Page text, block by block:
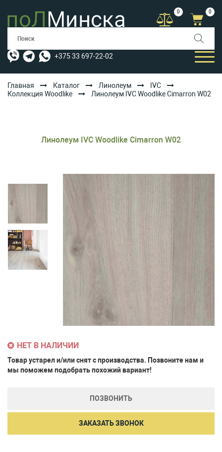
+375 33 697-22-02
АКЦИИ
0 0
Главная Каталог Линолеум
IVC
Коллекция Woodlike
Линолеум IVC Woodlike Cimarron W02
Линолеум IVC Woodlike Cimarron W02
НЕТ В НАЛИЧИИ
Товар устарел и/или снят с производства. Позвоните нам и
мы поможем подобрать похожий вариант!
ПОЗВОНИТЬ
ЗАКАЗАТЬ ЗВОНОК